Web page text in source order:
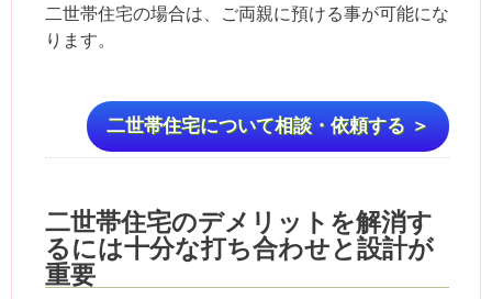
二世帯住宅の場合は、ご両親に預ける事が可能にな
ります。
二世帯住宅について相談・依頼する ＞
二世帯住宅のデメリットを解消す
るには十分な打ち合わせと設計が
重要